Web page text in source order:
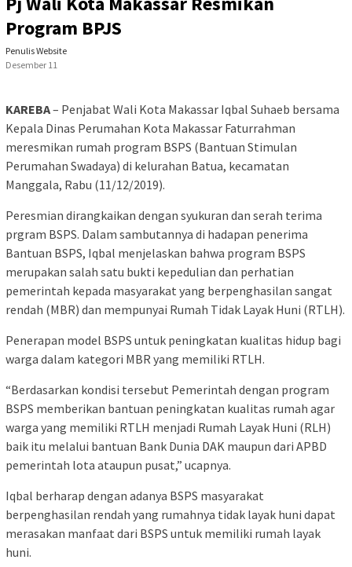
Program BPJS
Penulis Website
Desember 11
KAREBA– Penjabat Wali Kota Makassar Iqbal Suhaeb bersama
Kepala Dinas Perumahan Kota Makassar Faturrahman
meresmikan rumah program BSPS (Bantuan Stimulan
Perumahan Swadaya) di kelurahan Batua, kecamatan
Manggala, Rabu (11/12/2019).
Peresmian dirangkaikan dengan syukuran dan serah terima
prgram BSPS. Dalam sambutannya di hadapan penerima
Bantuan BSPS, Iqbal menjelaskan bahwa program BSPS
merupakan salah satu bukti kepedulian dan perhatian
pemerintah kepada masyarakat yang berpenghasilan sangat
rendah (MBR) dan mempunyai Rumah Tidak Layak Huni (RTLH).
Penerapan model BSPS untuk peningkatan kualitas hidup bagi
warga dalam kategori MBR yang memiliki RTLH.
“Berdasarkan kondisi tersebut Pemerintah dengan program
BSPS memberikan bantuan peningkatan kualitas rumah agar
warga yang memiliki RTLH menjadi Rumah Layak Huni (RLH)
baik itu melalui bantuan Bank Dunia DAK maupun dari APBD
pemerintah lota ataupun pusat,” ucapnya.
Iqbal berharap dengan adanya BSPS masyarakat
berpenghasilan rendah yang rumahnya tidak layak huni dapat
merasakan manfaat dari BSPS untuk memiliki rumah layak
huni.